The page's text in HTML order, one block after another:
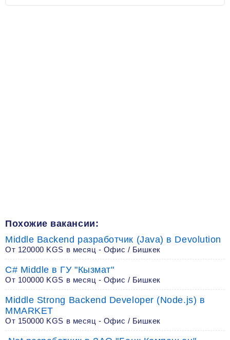
Похожие вакансии:
Middle Backend разработчик (Java) в Devolution
От 120000 KGS в месяц - Офис / Бишкек
C# Middle в ГУ "Кызмат"
От 100000 KGS в месяц - Офис / Бишкек
Middle Strong Backend Developer (Node.js) в
MMARKET
От 150000 KGS в месяц - Офис / Бишкек